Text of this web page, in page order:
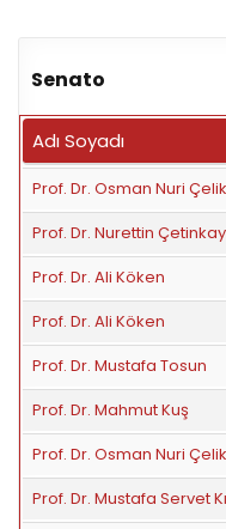
Senato
Adı Soyadı
Prof. Dr. Osman Nuri Çelik
Prof. Dr. Nurettin
Prof. Dr. Ali Köken
Prof. Dr. Ali Köken
Prof. Dr. Mustafa Tosun
Prof. Dr. Mahmut Kuş
Prof. Dr. Osman Nuri Çelik
Prof. Dr. Mustafa Servet